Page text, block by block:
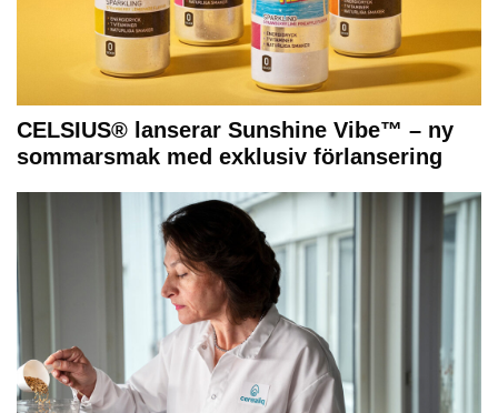
CELSIUS® lanserar Sunshine Vibe™ – ny
sommarsmak med exklusiv förlansering